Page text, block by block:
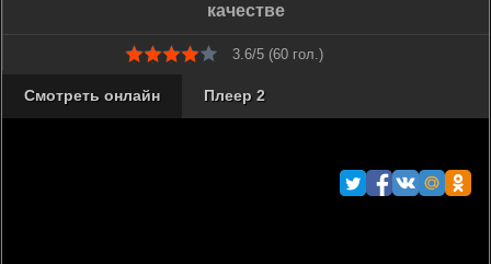
качестве
3.6/5 (60 гол.)
Смотреть онлайн Плеер 2